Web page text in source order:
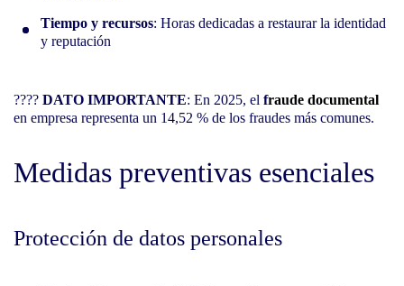
Tiempo y recursos: Horas dedicadas a restaurar la identidad
y reputación
???? DATO IMPORTANTE: En 2025, el fraude documental
en empresa representa un 14,52 % de los fraudes más comunes.
Medidas preventivas esenciales
Protección de datos personales